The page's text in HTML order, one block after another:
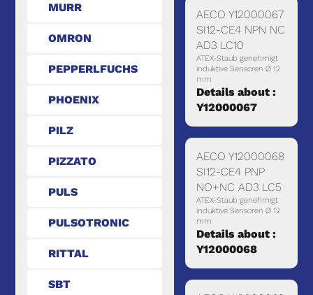
MURR
OMRON
PEPPERLFUCHS
PHOENIX
PILZ
PIZZATO
PULS
PULSOTRONIC
RITTAL
SBT
AECO Y12000067
SI12-CE4 NPN NC
AD3 LC10
ATEX-Staub genehmigt
induktive Sensoren Ø 12
mm
Details about :
Y12000067
AECO Y12000068
SI12-CE4 PNP
NO+NC AD3 LC5
ATEX-Staub genehmigt
induktive Sensoren Ø 12
mm
Details about :
Y12000068